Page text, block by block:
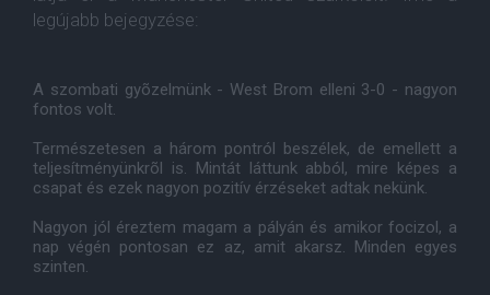
legújabb bejegyzése:
A szombati gyõzelmünk - West Brom elleni 3-0 - nagyon
fontos volt.
Természetesen a három pontról beszélek, de emellett a
teljesítményünkrõl is. Mintát láttunk abból, mire képes a
csapat és ezek nagyon pozitív érzéseket adtak nekünk.
Nagyon jól éreztem magam a pályán és amikor focizol, a
nap végén pontosan ez az, amit akarsz. Minden egyes
szinten.